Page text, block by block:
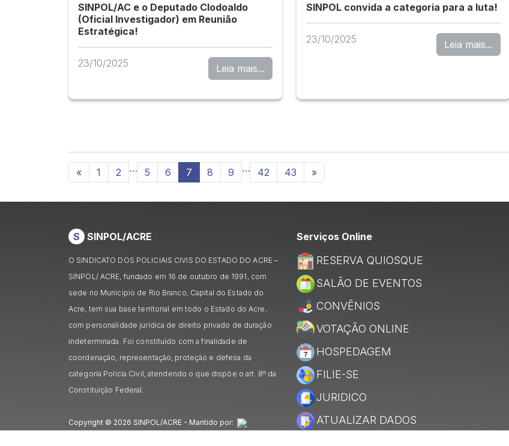
SINPOL/AC e o Deputado Clodoaldo
(Oficial Investigador) em Reunião
Estratégica!
23/10/2025 Leia mais...
SINPOL convida a categoria para a luta!
23/10/2025 Leia mais...
« 1 2 … 5 6 7 8 9 … 42 43 »
S SINPOL/ACRE
O SINDICATO DOS POLICIAIS CIVIS DO ESTADO DO ACRE –
SINPOL/ ACRE, fundado em 16 de outubro de 1991, com
sede no Município de Rio Branco, Capital do Estado do
Acre, tem sua base territorial em todo o Estado do Acre,
com personalidade jurídica de direito privado de duração
indeterminada. Foi constituído com a finalidade de
coordenação, representação, proteção e defesa da
categoria Policia Civil, atendendo o que dispõe o art. 8º da
Constituição Federal.
Copyright © 2026 SINPOL/ACRE - Mantido por:
Serviços Online
RESERVA QUIOSQUE
SALÃO DE EVENTOS
CONVÊNIOS
VOTAÇÃO ONLINE
HOSPEDAGEM
FILIE-SE
JURIDICO
ATUALIZAR DADOS